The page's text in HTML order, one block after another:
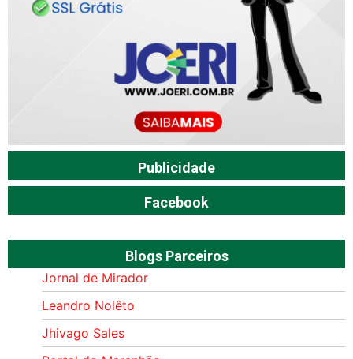
Publicidade
Facebook
Blogs Parceiros
Jornal de Mirador
Leandro Nolêto
Jhivago Sales